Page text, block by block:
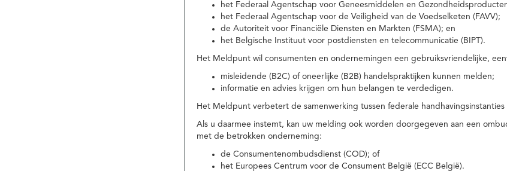
het Federaal Agentschap voor Geneesmiddelen en
het Federaal Agentschap voor de Veiligheid van de Voedselketen (FAVV);
de Autoriteit voor Financiële Diensten en Markten (FSMA); en
het Belgische Instituut voor postdiensten en telecommunicatie (BIPT).
Het Meldpunt wil consumenten en ondernemingen een gebruiksvriendelijke,
misleidende (B2C) of oneerlijke (B2B) handelspraktijken kunnen melden;
informatie en advies krijgen om hun belangen te verdedigen.
Het Meldpunt verbetert de samenwerking tussen federale
Als u daarmee instemt, kan uw melding ook worden doorgegeven aan een
met de betrokken onderneming:
de Consumentenombudsdienst (COD); of
het Europees Centrum voor de Consument België (ECC België).